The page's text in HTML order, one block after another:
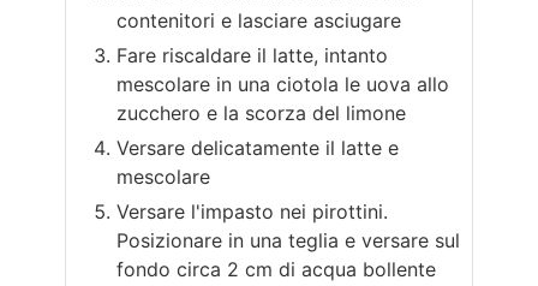
contenitori e lasciare asciugare
Fare riscaldare il latte, intanto
mescolare in una ciotola le uova allo
zucchero e la scorza del limone
Versare delicatamente il latte e
mescolare
Versare l'impasto nei pirottini.
Posizionare in una teglia e versare sul
fondo circa 2 cm di acqua bollente